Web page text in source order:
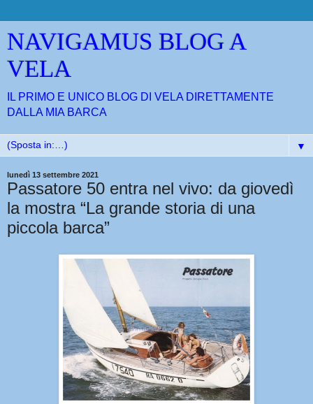
NAVIGAMUS BLOG A
VELA
IL PRIMO E UNICO BLOG DI VELA DIRETTAMENTE
DALLA MIA BARCA
▼
lunedì 13 settembre 2021
Passatore 50 entra nel vivo: da giovedì
la mostra “La grande storia di una
piccola barca”